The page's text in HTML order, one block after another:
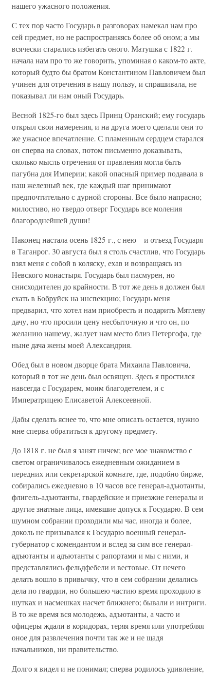
нашего ужасного положения.
С тех пор часто Государь в разговорах намекал нам про
сей предмет, но не распространяясь более об оном; а мы
всячески старались избегать оного. Матушка с 1822 г.
начала нам про то же говорить, упоминая о каком-то акте,
который будто бы братом Константином Павловичем был
учинен для отречения в нашу пользу, и спрашивала, не
показывал ли нам оный Государь.
Весной 1825-го был здесь Принц Оранский; ему государь
открыл свои намерения, и на друга моего сделали они то
же ужасное впечатление. С пламенным сердцем старался
он сперва на словах, потом письменно доказывать,
сколько мысль отречения от правления могла быть
пагубна для Империи; какой опасный пример подавала в
наш железный век, где каждый шаг принимают
предпочтительно с дурной стороны. Все было напрасно;
милостиво, но твердо отверг Государь все моления
благороднейшей души!
Наконец настала осень 1825 г., с нею – и отъезд Государя
в Таганрог. 30 августа был я столь счастлив, что Государь
взял меня с собой в коляску, ехав и возвращаясь из
Невского монастыря. Государь был пасмурен, но
снисходителен до крайности. В тот же день я должен был
ехать в Бобруйск на инспекцию; Государь меня
предварил, что хотел нам приобресть и подарить Мятлеву
дачу, но что просили цену несбыточную и что он, по
желанию нашему, жалует нам место близ Петергофа, где
ныне дача жены моей Александрия.
Обед был в новом дворце брата Михаила Павловича,
который в тот же день был освящен. Здесь я простился
навсегда с Государем, моим благодетелем, и с
Императрицею Елисаветой Алексеевной.
Дабы сделать яснее то, что мне описать остается, нужно
мне сперва обратиться к другому предмету.
До 1818 г. не был я занят ничем; все мое знакомство с
светом ограничивалось ежедневным ожиданием в
передних или секретарской комнате, где, подобно бирже,
собирались ежедневно в 10 часов все генерал-адъютанты,
флигель-адъютанты, гвардейские и приезжие генералы и
другие знатные лица, имевшие допуск к Государю. В сем
шумном собрании проходили мы час, иногда и более,
доколь не призывался к Государю военный генерал-
губернатор с комендантом и вслед за сим все генерал-
адъютанты и адъютанты с рапортами и мы с ними, и
представлялись фельдфебели и вестовые. От нечего
делать вошло в привычку, что в сем собрании делались
дела по гвардии, но большею частию время проходило в
шутках и насмешках насчет ближнего; бывали и интриги.
В то же время вся молодежь, адъютанты, а часто и
офицеры ждали в коридорах, теряя время или употребляя
оное для развлечения почти так же и не щадя
начальников, ни правительство.
Долго я видел и не понимал; сперва родилось удивление,